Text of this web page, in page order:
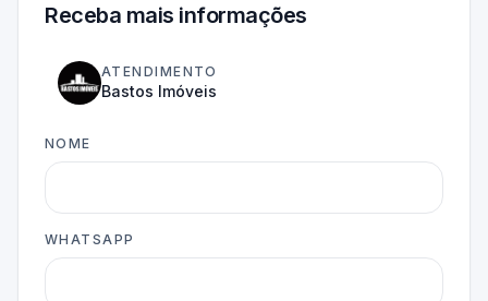
Receba mais informações
ATENDIMENTO
Bastos Imóveis
NOME
WHATSAPP